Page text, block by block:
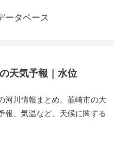
ータベース
天気予報｜水位
河川情報まとめ。韮崎市の大
報、気温など、天候に関する